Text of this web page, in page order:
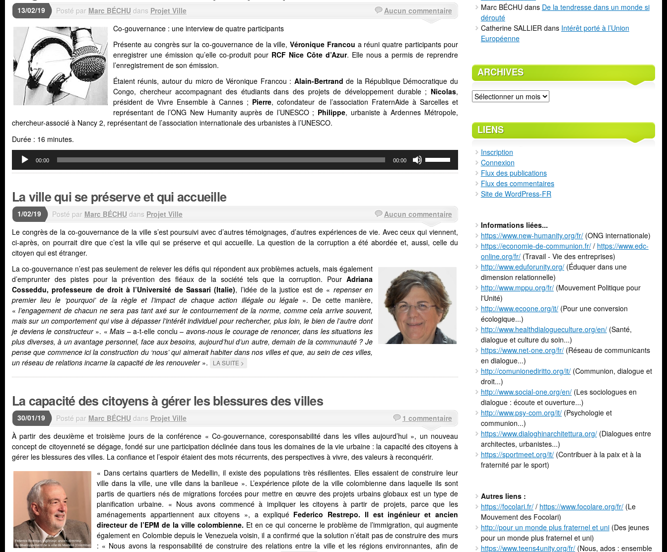
13/02/19 Posté par Marc BÉCHU dans Projet Ville
Aucun commentaire
Co-gouvernance : une interview de quatre participants
Présente au congrès sur la co-gouvernance de la ville,Véronique Francou a réuni quatre participants pour
enregistrer une émission qu’elle co-produit pour RCF Nice Côte d’Azur. Elle nous a permis de reprendre
l’enregistrement de son émission.
Étaient réunis, autour du micro de Véronique Francou : Alain-Bertrand de la République Démocratique du
Congo, chercheur accompagnant des étudiants dans des projets de développement durable ; Nicolas,
président de Vivre Ensemble à Cannes ; Pierre, cofondateur de l’association FraternAide à Sarcelles et
représentant de l’ONG New Humanity auprès de l’UNESCO ; Philippe, urbaniste à Ardennes Métropole,
chercheur-associé à Nancy 2, représentant de l’association internationale des urbanistes à l’UNESCO.
Durée : 16 minutes.
Lecteur
audio
00:00 00:00
les
flèches
diminuer
le
volume.
La ville qui se préserve et qui accueille
1/02/19 Posté par Marc BÉCHU dans Projet Ville
Aucun commentaire
Le congrès de la co-gouvernance de la ville s’est poursuivi avec d’autres témoignages, d’autres expériences de vie. Avec ceux qui viennent,
ci-après, on pourrait dire que c’est la ville qui se préserve et qui accueille. La question de la corruption a été abordée et, aussi, celle du
citoyen qui est étranger.
La co-gouvernance n’est pas seulement de relever les défis qui répondent aux problèmes actuels, mais également
d’emprunter des pistes pour la prévention des fléaux de la société tels que la corruption. Pour Adriana
Cosseddu, professeure de droit à l’Université de Sassari (Italie), l’idée de la justice est de « repenser en
premier lieu le ‘pourquoi’ de la règle et l’impact de chaque action illégale ou légale». De cette manière,
«l’engagement de chacun ne sera pas tant axé sur le contournement de la norme, comme cela arrive souvent,
mais sur un comportement qui vise à dépasser l’intérêt individuel pour rechercher, plus loin, le bien de l’autre dont
je deviens le constructeur». «Mais – a-t-elle conclu – avons-nous le courage de renoncer, dans les situations les
plus diverses, à un avantage personnel, face aux besoins, aujourd’hui d’un autre, demain de la communauté ? Je
pense que commence ici la construction du ‘nous’ qui aimerait habiter dans nos villes et que, au sein de ces villes,
un réseau de relations incarne la capacité de les renouveler». LA SUITE >
La capacité des citoyens à gérer les blessures des villes
30/01/19 Posté par Marc BÉCHU dans Projet Ville
1 commentaire
À partir des deuxième et troisième jours de la conférence « Co-gouvernance, coresponsabilité dans les villes aujourd’hui », un nouveau
concept de citoyenneté se dégage, fondé sur une participation déclinée dans tous les domaines de la vie urbaine : la capacité des citoyens à
gérer les blessures des villes. La confiance et l’espoir étaient des mots récurrents, des perspectives à vivre, des valeurs à reconquérir.
« Dans certains quartiers de Medellin, il existe des populations très résilientes. Elles essaient de construire leur
ville dans la ville, une ville dans la banlieue ». L’expérience pilote de la ville colombienne dans laquelle ils sont
partis de quartiers nés de migrations forcées pour mettre en œuvre des projets urbains globaux est un type de
planification urbaine. « Nous avons commencé à impliquer les citoyens à partir de projets, parce que les
aménagements appartiennent aux citoyens », a expliqué Federico Restrepo. Il est ingénieur et ancien
directeur de l’EPM de la ville colombienne. Et en ce qui concerne le problème de l’immigration, qui augmente
également en Colombie depuis le Venezuela voisin, il a confirmé que la solution n’était pas de construire des murs
: « Nous avons la responsabilité de construire des relations entre la ville et les régions environnantes, afin de
Marc BÉCHU dans De la tendresse dans un monde si
dérouté
Catherine SALLIER dans Intérêt porté à l’Union
Européenne
ARCHIVES
Archives
LIENS
Inscription
Connexion
Flux des publications
Flux des commentaires
Site de WordPress-FR
Informations liées...
https://www.new-humanity.org/fr/(ONG internationale)
https://economie-de-communion.fr// https://www.edc-
online.org/fr/(Travail - Vie des entreprises)
http://www.eduforunity.org/(Éduquer dans une
dimension relationnelle)
http://www.mppu.org/fr/(Mouvement Politique pour
l'Unité)
http://www.ecoone.org/it/(Pour une conversion
écologique...)
http://www.healthdialogueculture.org/en/(Santé,
dialogue et culture du soin...)
https://www.net-one.org/fr/(Réseau de communicants
en dialogue...)
http://comunionediritto.org/it/(Communion, dialogue et
droit...)
http://www.social-one.org/en/(Les sociologues en
dialogue : écoute et ouverture...)
http://www.psy-com.org/it/(Psychologie et
communion...)
https://www.dialoghinarchitettura.org/(Dialogues entre
architectes, urbanistes...)
https://sportmeet.org/it/(Contribuer à la paix et à la
fraternité par le sport)
Autres liens :
https://focolari.fr// https://www.focolare.org/fr/(Le
Mouvement des Focolari)
http://pour un monde plus fraternel et uni(Des jeunes
pour un monde plus fraternel et uni)
https://www.teens4unity.org/fr/(Nous, ados : ensemble